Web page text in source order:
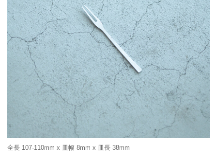
全長 107-110mm x 皿幅 8mm x 皿長 38mm